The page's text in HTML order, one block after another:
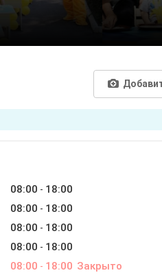
08:00 - 18:00
08:00 - 18:00
08:00 - 18:00
08:00 - 18:00
08:00 - 18:00 Закрыто